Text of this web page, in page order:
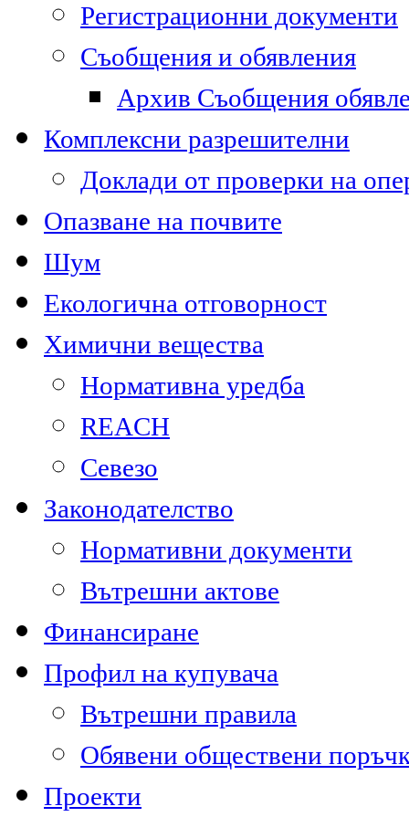
Регистрационни документи
Съобщения и обявления
Архив Съобщения
Комплексни разрешителни
Доклади от проверки на
Опазване на почвите
Шум
Екологична отговорност
Химични вещества
Нормативна уредба
REACH
Севезо
Законодателство
Нормативни документи
Вътрешни актове
Финансиране
Профил на купувача
Вътрешни правила
Обявени обществени
Проекти